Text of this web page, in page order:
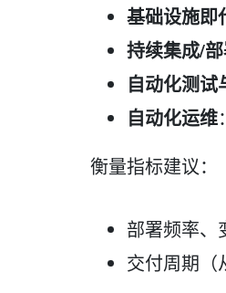
基础设施即
持续集成/
自动化测试
自动化运维
衡量指标建议：
部署频率、
交付周期（